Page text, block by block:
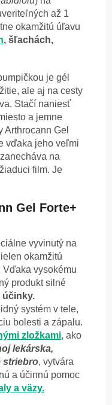
až 1
okamžitú úľavu
, šľachách,
je gél
ale aj na cesty
Stačí naniesť
a jemne
Arthrocann Gel
vďaka jeho veľmi
na
film. Je
Gel Forte+
vyvinutý na
okamžitú
vysokému
produkt silné
účinky.
systém v tele,
bolesti a zápalu.
zložkami, ako
lekárska,
striebro, vytvára
a účinnú pomoc
a väzy.